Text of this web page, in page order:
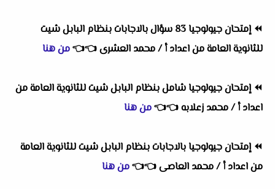
⏪
إمتحان جيولوجيا 83 سؤال بالاجابات بنظام البابل شيت
للثانوية العامة من اعداد أ / محمد العشرى👈
👈من هنا
⏪إمتحان جيولوجيا شامل بنظام البابل شيت للثانوية العامة من
اعداد أ / محمد زعلابه👈
👈من هنا
⏪إمتحان جيولوجيا بالاجابات بنظام البابل شيت للثانوية العامة
من اعداد أ / محمد العاصى👈
👈من هنا